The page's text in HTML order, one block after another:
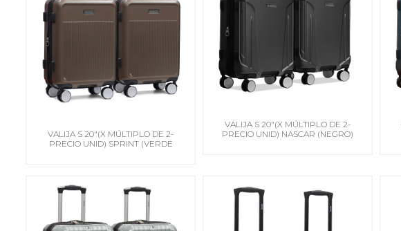
VALIJA S 20"(X MÚLTIPLO DE 2-
PRECIO UNID) SPRINT (VERDE
VALIJA S 20"(X MÚLTIPLO DE 2-
PRECIO UNID) NASCAR (NEGRO)